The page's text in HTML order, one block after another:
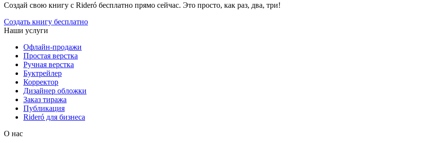
Создай свою книгу с Rideró бесплатно прямо сейчас. Это просто, как раз, два, три!
Создать книгу бесплатно
Наши услуги
Офлайн-продажи
Простая верстка
Ручная верстка
Буктрейлер
Корректор
Дизайнер обложки
Заказ тиража
Публикация
Rideró для бизнеса
О нас